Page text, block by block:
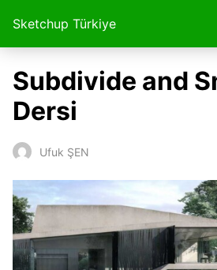
Sketchup Türkiye
Subdivide and
Dersi
Ufuk ŞEN